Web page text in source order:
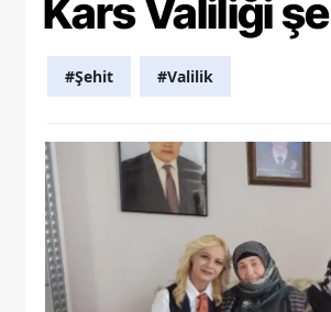
Kars Valiliği
#Şehit #Valilik